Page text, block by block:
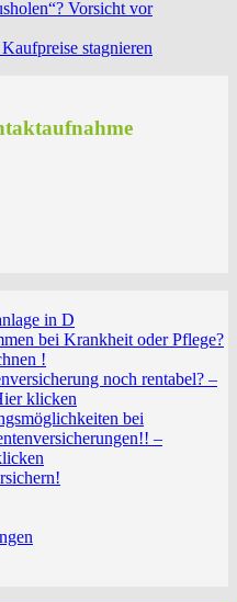
Vorsicht vor
stagnieren
in D
bei Krankheit oder Pflege?
!
noch rentabel? –
klicken
bei
–